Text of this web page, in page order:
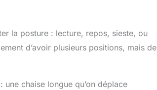
la posture : lecture, repos, sieste, ou
d’avoir plusieurs positions, mais de
chaise longue qu’on déplace